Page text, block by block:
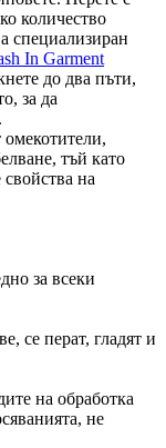
количество
специализиран
In Garment
до два пъти,
за да
тъй като
на
за всеки
се перат, гладят и
на обработка
не